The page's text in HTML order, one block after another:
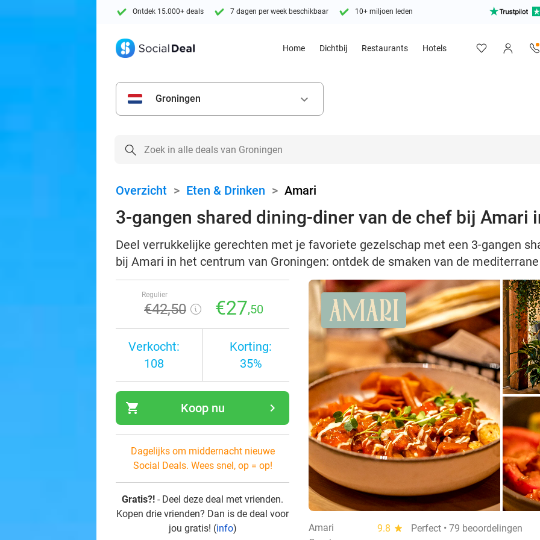
Ontdek 15.000+ deals 7 dagen per week beschikbaar 10+ miljoen leden
Home Dichtbij Restaurants Hotels
Groningen keyboard_arrow_down
Overzicht > Eten & Drinken > Amari
3-gangen shared dining-diner van de chef bij Amari
Deel verrukkelijke gerechten met je favoriete gezelschap met een 3-gangen
bij Amari in het centrum van Groningen: ontdek de smaken van de
Regulier
€42,50 €27,50
Verkocht:
108
Korting:
35%
shopping_cart navigate_next
Koop nu
Dagelijks om middernacht nieuwe
Social Deals. Wees snel, op = op!
Gratis?! - Deel deze deal met vrienden.
Kopen drie vrienden? Dan is de deal voor
jou gratis! (info) Amari 9.8 star
Perfect • 79 beoordelingen